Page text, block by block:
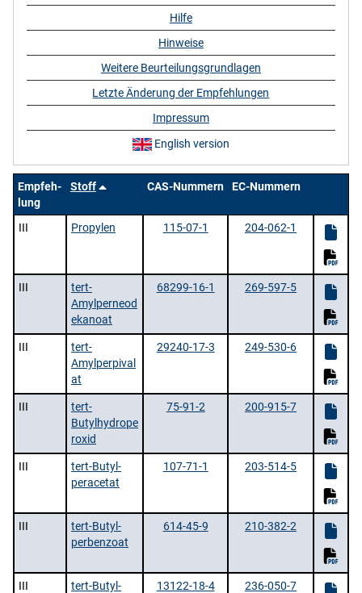
Empfeh-
lung
Stoff CAS-Nummern EC-Nummern
III Propylen 115-07-1 204-062-1
III
tert-
Amylperneod
ekanoat
68299-16-1 269-597-5
III
tert-
Amylperpival
at
29240-17-3 249-530-6
III
tert-
Butylhydrope
roxid
75-91-2 200-915-7
III
tert-Butyl-
peracetat
107-71-1 203-514-5
III
tert-Butyl-
perbenzoat
614-45-9 210-382-2
III
tert-Butyl-
13122-18-4 236-050-7
Hilfe
Hinweise
Weitere Beurteilungsgrundlagen
Letzte Änderung der Empfehlungen
Impressum
English version